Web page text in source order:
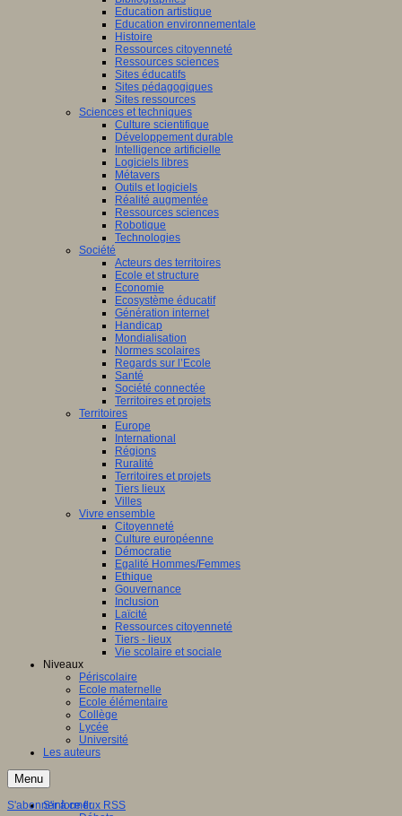
Education artistique
Education environnementale
Histoire
Ressources citoyenneté
Ressources sciences
Sites éducatifs
Sites pédagogiques
Sites ressources
Sciences et techniques
Culture scientifique
Développement durable
Intelligence artificielle
Logiciels libres
Métavers
Outils et logiciels
Réalité augmentée
Ressources sciences
Robotique
Technologies
Société
Acteurs des territoires
Ecole et structure
Economie
Ecosystème éducatif
Génération internet
Handicap
Mondialisation
Normes scolaires
Regards sur l’Ecole
Santé
Société connectée
Territoires et projets
Territoires
Europe
International
Régions
Ruralité
Territoires et projets
Tiers lieux
Villes
Vivre ensemble
Citoyenneté
Culture européenne
Démocratie
Egalité Hommes/Femmes
Ethique
Gouvernance
Inclusion
Laïcité
Ressources citoyenneté
Tiers - lieux
Vie scolaire et sociale
Niveaux
Périscolaire
Ecole maternelle
Ecole élémentaire
Collège
Lycée
Université
Les auteurs
Menu
S'informer
S'abonner à ce flux RSS